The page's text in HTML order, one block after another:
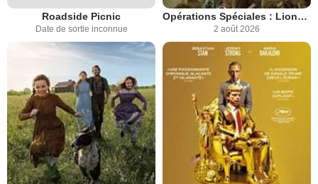
Roadside Picnic
Date de sortie inconnue
Opérations Spéciales : Lioness
2 août 2026